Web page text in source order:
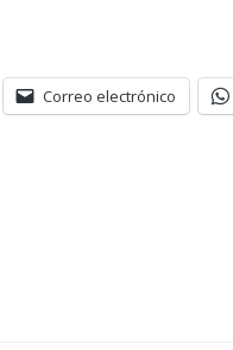
Correo electrónico